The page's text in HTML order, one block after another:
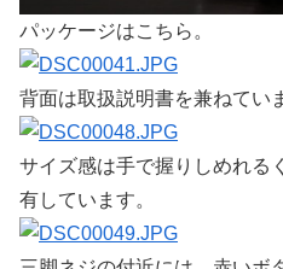
パッケージはこちら。
背面は取扱説明書を兼ねてい
サイズ感は手で握りしめれる
有しています。